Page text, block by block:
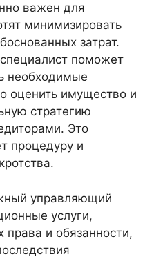
важен для
минимизировать
затрат.
поможет
необходимые
оценить имущество и
стратегию
Это
процедуру и
управляющий
услуги,
права и обязанности,